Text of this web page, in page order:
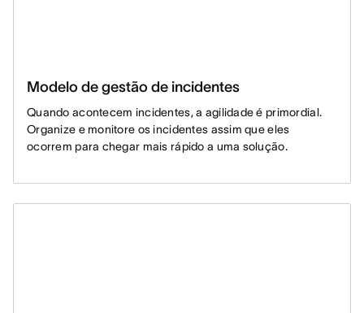
Modelo de gestão de incidentes
Quando acontecem incidentes, a agilidade é primordial.
Organize e monitore os incidentes assim que eles
ocorrem para chegar mais rápido a uma solução.